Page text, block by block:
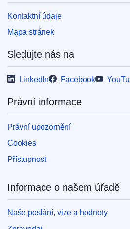
Kontaktní údaje
Mapa stránek
Sledujte nás na
LinkedIn Facebook
Právní informace
Právní upozornění
Cookies
Přístupnost
Informace o našem úřadě
Naše poslání, vize a hodnoty